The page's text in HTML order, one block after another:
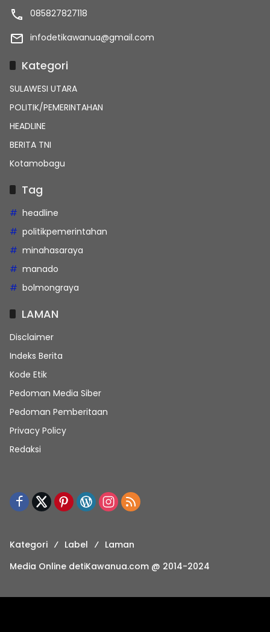
085827827118
infodetikawanua@gmail.com
Kategori
SULAWESI UTARA
POLITIK/PEMERINTAHAN
HEADLINE
BERITA TNI
Kotamobagu
Tag
headline
politikpemerintahan
minahasaraya
manado
bolmongraya
LAMAN
Disclaimer
Indeks Berita
Kode Etik
Pedoman Media Siber
Pedoman Pemberitaan
Privacy Policy
Redaksi
Kategori Label
Laman
Media Online detiKawanua.com @ 2014-2024